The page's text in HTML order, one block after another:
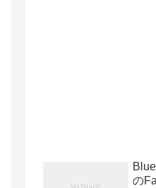
の